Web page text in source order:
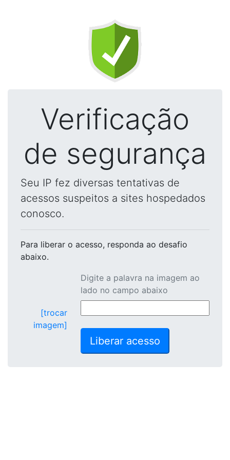
Verificação
de segurança
Seu IP fez diversas tentativas de
acessos suspeitos a sites hospedados
conosco.
Para liberar o acesso, responda ao desafio
abaixo.
[trocar
imagem]
Digite a palavra na imagem ao
lado no campo abaixo